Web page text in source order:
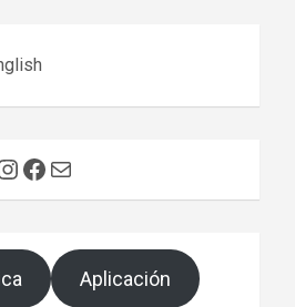
Facebook
Correo electrónico
Aplicación